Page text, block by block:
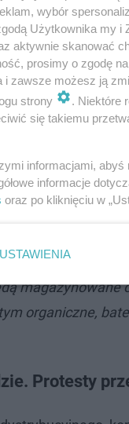
wymagała
terenu.
jest obrębie
Gietrzwałd
ma być
Z
organiczne,
Protesty
wybór
Użytkownika my
aktywnie skanować
prosimy o zgodę
i zawsze możesz ją
strony
. Niektóre
się takiemu
informacjami,
informacje
oraz po kliknięciu w
USTAWIENIA